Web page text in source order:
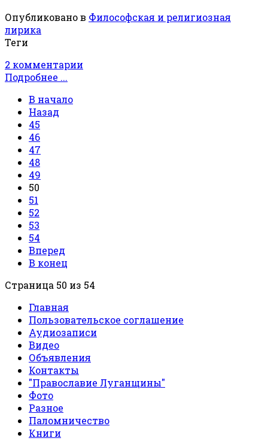
Опубликовано в Философская и религиозная
лирика
Теги
2 комментарии
Подробнее ...
В начало
Назад
45
46
47
48
49
50
51
52
53
54
Вперед
В конец
Страница 50 из 54
Главная
Пользовательское соглашение
Аудиозаписи
Видео
Объявления
Контакты
"Православие Луганщины"
Фото
Разное
Паломничество
Книги